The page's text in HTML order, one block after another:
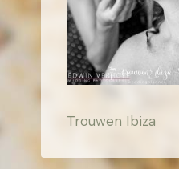
Trouwen Ibiza